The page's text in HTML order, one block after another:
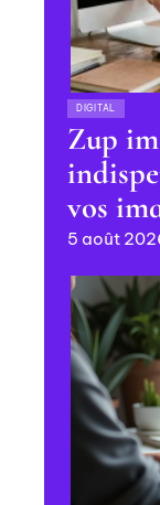
DIGITAL
Zup
vos
5 août